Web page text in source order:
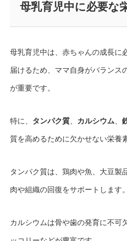
母乳育児中に必要な
母乳育児中は、赤ちゃんの成長に
届けるため、ママ自身がバランス
が重要です。
特に、 タンパク質 カルシウム
質を高めるために欠かせない栄養
タンパク質は、鶏肉や魚、大豆製
肉や組織の回復をサポートします。
カルシウムは骨や歯の発育に不可